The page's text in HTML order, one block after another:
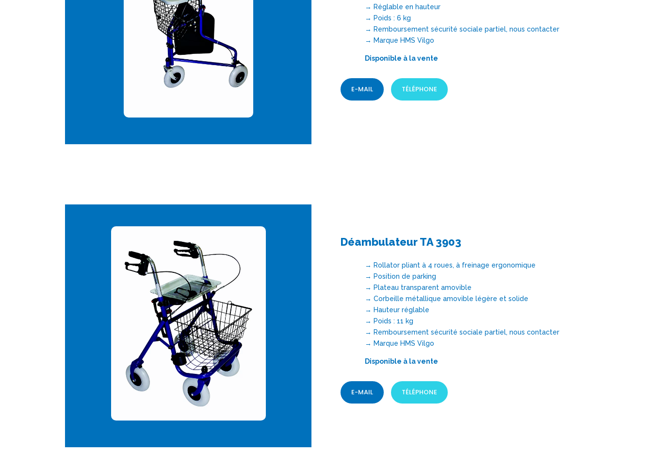
→ Réglable en hauteur
→ Poids : 6 kg
→ Remboursement sécurité sociale partiel, nous contacter
→ Marque HMS Vilgo
Disponible à la vente
E-MAIL TÉLÉPHONE
Déambulateur TA 3903
→ Rollator pliant à 4 roues, à freinage ergonomique
→ Position de parking
→ Plateau transparent amovible
→ Corbeille métallique amovible légère et solide
→ Hauteur réglable
→ Poids : 11 kg
→ Remboursement sécurité sociale partiel, nous contacter
→ Marque HMS Vilgo
Disponible à la vente
E-MAIL TÉLÉPHONE